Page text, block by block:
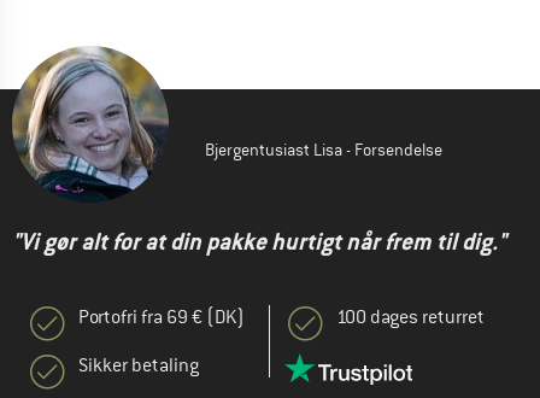
Bjergentusiast Lisa - Forsendelse
"Vi gør alt for at din pakke hurtigt når frem til dig."
Portofri fra 69 € (DK)
Sikker betaling
100 dages returret